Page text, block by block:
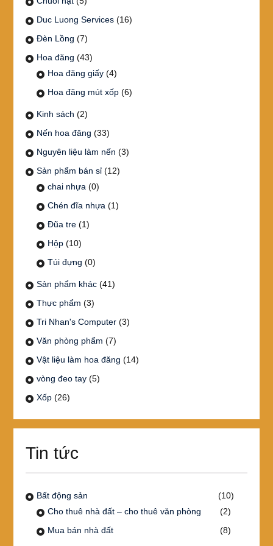
Duc Luong Services (16)
Đèn Lồng (7)
Hoa đăng (43)
Hoa đăng giấy (4)
Hoa đăng mút xốp (6)
Kinh sách (2)
Nến hoa đăng (33)
Nguyên liệu làm nến (3)
Sản phẩm bán sỉ (12)
chai nhựa (0)
Chén đĩa nhựa (1)
Đũa tre (1)
Hộp (10)
Túi đựng (0)
Sản phẩm khác (41)
Thực phẩm (3)
Tri Nhan's Computer (3)
Văn phòng phẩm (7)
Vật liệu làm hoa đăng (14)
vòng đeo tay (5)
Xốp (26)
Tin tức
Bất động sản
(10)
Cho thuê nhà đất – cho thuê văn phòng
(2)
Mua bán nhà đất
(8)